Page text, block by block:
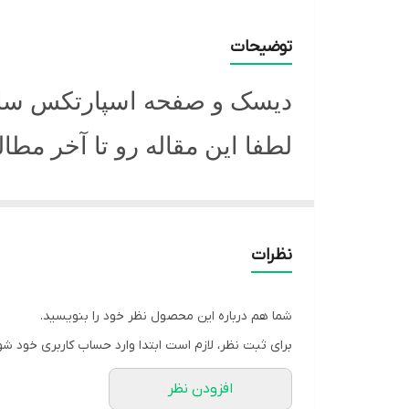
توضیحات
دیسک و صفحه اسپارتکس
لطفا این مقاله رو تا آخر
های تولید داخل اشاره کرد
کلاچ استفاده شده در این
کلاچ همچنین در محصولات
عظام نیز است و از این
نظرات
شما هم درباره این محصول نظر خود را بنویسید.
برای ثبت نظر، لازم است ابتدا وارد حساب کاربری خود
افزودن نظر